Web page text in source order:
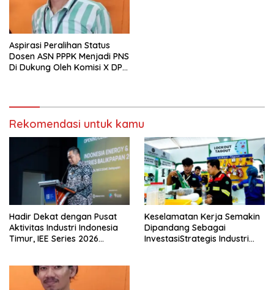
Aspirasi Peralihan Status
Dosen ASN PPPK Menjadi PNS
Di Dukung Oleh Komisi X DPR
Rekomendasi untuk kamu
Hadir Dekat dengan Pusat
Aktivitas Industri Indonesia
Timur, IEE Series 2026
Keselamatan Kerja Semakin
Dipandang Sebagai
InvestasiStrategis Industri